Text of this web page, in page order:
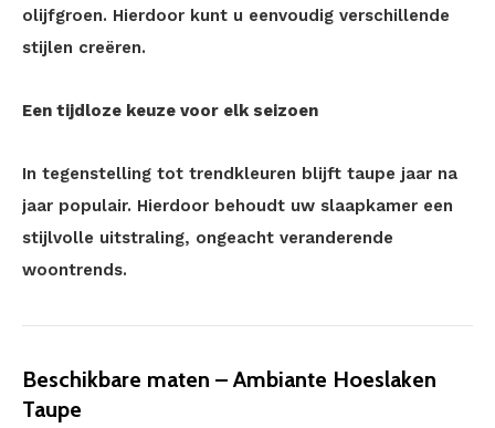
olijfgroen. Hierdoor kunt u eenvoudig verschillende
stijlen creëren.
Een tijdloze keuze voor elk seizoen
In tegenstelling tot trendkleuren blijft taupe jaar na
jaar populair. Hierdoor behoudt uw slaapkamer een
stijlvolle uitstraling, ongeacht veranderende
woontrends.
Beschikbare maten – Ambiante Hoeslaken
Taupe